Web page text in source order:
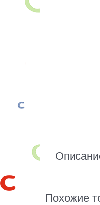
Похожие